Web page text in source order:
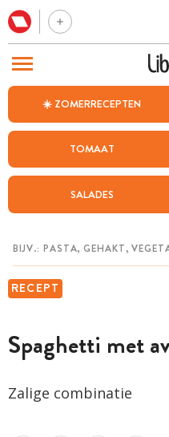
☀️ ZOMERRECEPTEN
TOMAAT
SALADES
RECEPT
Spaghetti met
Zalige combinatie
BEZOEK ONZE ANDERE WEBSITES
WEEKMENU
CHAT MET MAIA
MIJN BEWAARDE RECEPTEN